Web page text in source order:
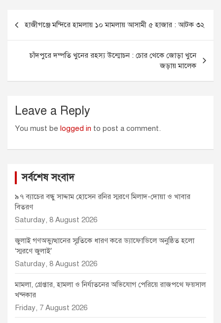
o
o
k
n
g
e
A
p
p
e
r
navigation
হাজীগঞ্জে মন্দিরে হামলায় ১০ মামলায় আসামী ৫ হাজার : আটক ৩২
চাঁদপুরে দম্পতি খুনের রহস্য উন্মোচন : চোর থেকে জোড়া খুনে
জড়ায় মালেক
Leave a Reply
You must be logged in to post a comment.
সর্বশেষ সংবাদ
৯৭ ব্যাচের বন্ধু সাদ্দাম হোসেন রনির স্মরণে মিলাদ-দোয়া ও খাবার
বিতরণ
Saturday, 8 August 2026
জুলাই গণঅভ্যুত্থানের স্মৃতিকে ধারণ করে ড্যাফোডিলে অনুষ্ঠিত হলো
‘স্মরণে জুলাই’
Saturday, 8 August 2026
মামলা, গ্রেপ্তার, হামলা ও নির্যাতনের অভিযোগ পেরিয়ে রাজপথে ফয়সাল
খন্দকার
Friday, 7 August 2026